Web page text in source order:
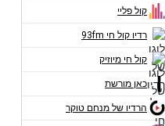
קול פליי
רדיו קול חי 93fm
קול חי מיוזיק
כאן מורשת
הרדיו של מנחם טוקר